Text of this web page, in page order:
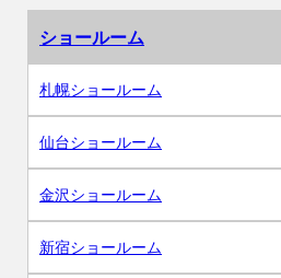
ショールーム
札幌ショールーム
仙台ショールーム
金沢ショールーム
新宿ショールーム